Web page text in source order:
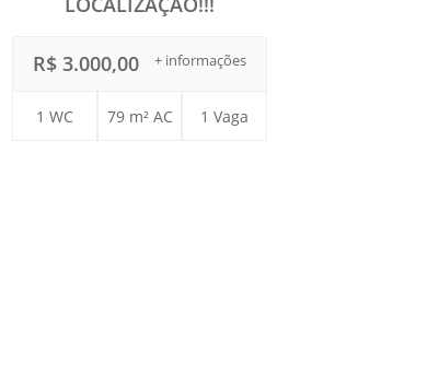
+ informações
R$ 3.000,00
1 WC 79 m² AC 1 Vaga